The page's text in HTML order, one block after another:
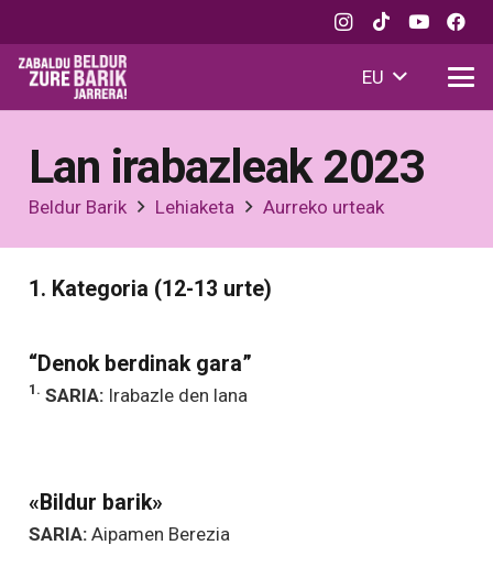
EU
Lan irabazleak 2023
Beldur Barik Lehiaketa Aurreko urteak
1. Kategoria (12-13 urte)
“Denok berdinak gara”
1. SARIA: Irabazle den lana
«Bildur barik»
SARIA: Aipamen Berezia